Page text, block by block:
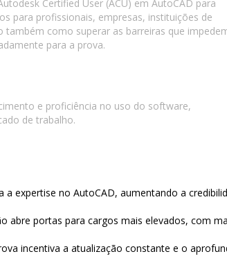
Certified User (ACU) em AutoCAD para
para profissionais, empresas, instituições de
também como superar as barreiras que
para a prova.
e proficiência no uso do software,
de trabalho.
a expertise no AutoCAD, aumentando a
abre portas para cargos mais elevados, com
incentiva a atualização constante e o